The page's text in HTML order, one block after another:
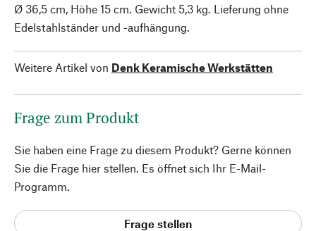
Ø 36,5 cm, Höhe 15 cm. Gewicht 5,3 kg. Lieferung ohne
Edelstahlständer und -aufhängung.
Weitere Artikel von Denk Keramische Werkstätten
Frage zum Produkt
Sie haben eine Frage zu diesem Produkt? Gerne können
Sie die Frage hier stellen. Es öffnet sich Ihr E-Mail-
Programm.
Frage stellen